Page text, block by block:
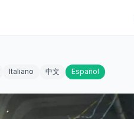
Italiano 中文 Español